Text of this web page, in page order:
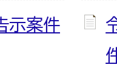
示案件